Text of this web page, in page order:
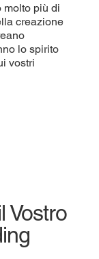
molto più di
creazione
lo spirito
vostri
Vostro